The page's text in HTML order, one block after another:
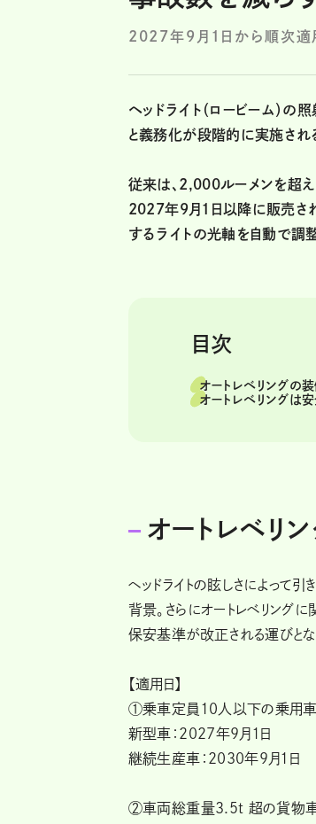
2027年9月1日から順次適
ヘッドライト（ロービーム）
と義務化が段階的に実施され
従来は、2,000ルーメンを超
2027年9月1日以降に販売さ
するライトの光軸を自動で調
目次
オートレベリングの
オートレベリングは
オートレベリ
ヘッドライトの眩しさによっ
背景。さらにオートレベリング
保安基準が改正される運びとな
【適用日】
①乗車定員10人以下の乗用
新型車：2027年9月1日
継続生産車：2030年9月1日
②車両総重量3.5t 超の貨物